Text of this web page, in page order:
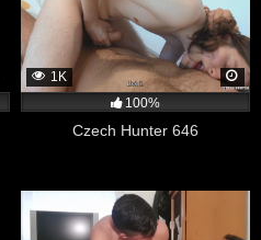
1K
100%
Czech Hunter 646